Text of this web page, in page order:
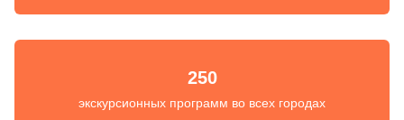
250
экскурсионных программ во всех городах